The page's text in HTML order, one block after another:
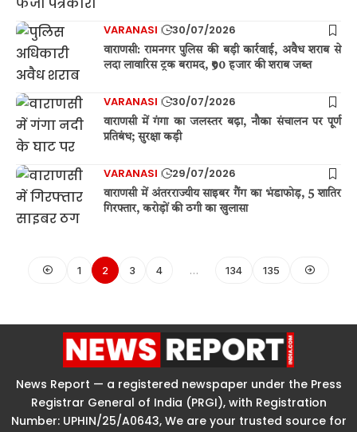
VARANASI 30/07/2026
वाराणसी: रामनगर पुलिस की बड़ी कार्रवाई, अवैध शराब से
लदा लावारिस ट्रक बरामद, ₹90 हजार की शराब जब्त
VARANASI 30/07/2026
वाराणसी में गंगा का जलस्तर बढ़ा, नौका संचालन पर पूर्ण
प्रतिबंध; सुरक्षा कड़ी
VARANASI 29/07/2026
वाराणसी में अंतरराज्यीय साइबर गैंग का भंडाफोड़, 5 शातिर
गिरफ्तार, करोड़ों की ठगी का खुलासा
1 2 3 4 … 134 135
News Report — a registered newspaper under the Press
Registrar General of India (PRGI), with Registration
Number: UPHIN/25/A0643, We are your trusted source for